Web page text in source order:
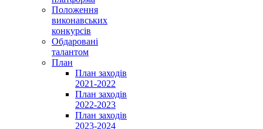
Положення
виконавських
конкурсів
Обдаровані
талантом
План
План заходів
2021-2022
План заходів
2022-2023
План заходів
2023-2024